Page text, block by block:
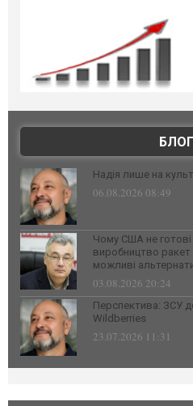
Надія лише на культ
06.08.2026 08:49
Чому США не готові
виробництво ракет
можливі
03.08.2026 20:24
Перспектива: ЗСУ
Wildberries
23.07.2026 11:31